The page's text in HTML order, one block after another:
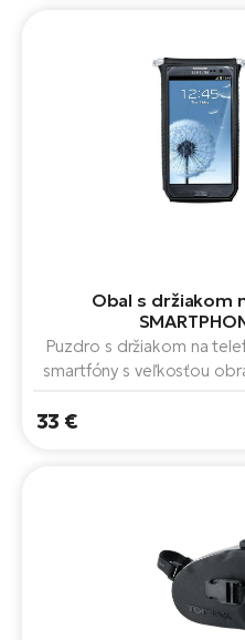
Obal s držiakom
Puzdro s držiakom na
smartfóny s veľkosťou
33 €